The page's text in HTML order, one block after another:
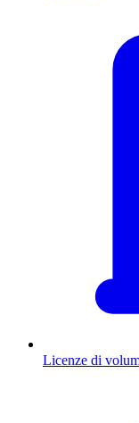
Licenze di